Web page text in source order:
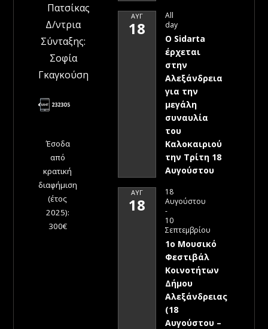
Πατσίκας
Δ/ντρια
Σύνταξης:
Σοφία
Γκαγκούση
Έσοδα
από
κρατική
διαφήμιση
(έτος
2025):
300€
ΑΥΓ
18
All
day
Ο Sidarta
έρχεται
στην
Αλεξάνδρεια
για την
μεγάλη
συναυλία
του
Καλοκαιριού
την Τρίτη 18
Αυγούστου
ΑΥΓ
18
18
Αυγούστου
-
10
Σεπτεμβρίου
1ο Μουσικό
Φεστιβάλ
Κοινοτήτων
Δήμου
Αλεξάνδρειας
(18
Αυγούστου –